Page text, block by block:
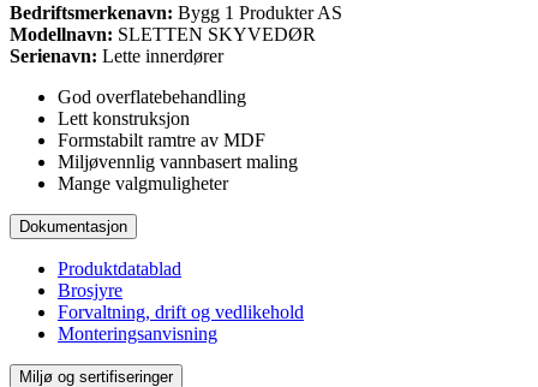
Bedriftsmerkenavn: Bygg 1 Produkter AS
Modellnavn: SLETTEN SKYVEDØR
Serienavn: Lette innerdører
God overflatebehandling
Lett konstruksjon
Formstabilt ramtre av MDF
Miljøvennlig vannbasert maling
Mange valgmuligheter
Dokumentasjon
Produktdatablad
Brosjyre
Forvaltning, drift og vedlikehold
Monteringsanvisning
Miljø og sertifiseringer